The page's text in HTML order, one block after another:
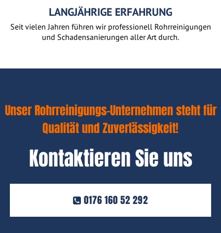
LANGJÄHRIGE ERFAHRUNG
Seit vielen Jahren führen wir professionell Rohrreinigungen
und Schadensanierungen aller Art durch.
Unser Rohrreinigungs-Unternehmen steht für
Qualität und Zuverlässigkeit!
Kontaktieren Sie uns
0176 160 52 292